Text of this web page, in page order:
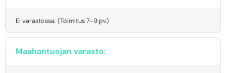
Ei varastossa. (Toimitus 7-9 pv)
Maahantuojan varasto: